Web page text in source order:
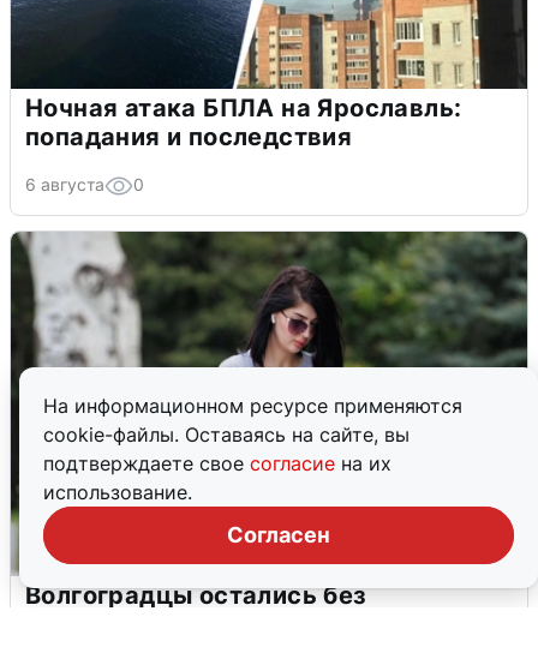
На информационном ресурсе применяются
cookie-файлы. Оставаясь на сайте, вы
подтверждаете свое согласие на их
использование.
Согласен
Ночная атака БПЛА на Ярославль:
попадания и последствия
6 августа 0
Волгоградцы остались без